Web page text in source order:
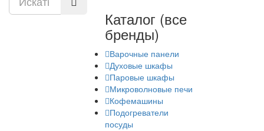
Каталог (все
бренды)
Варочные панели
Духовые шкафы
Паровые шкафы
Микроволновые печи
Кофемашины
Подогреватели
посуды